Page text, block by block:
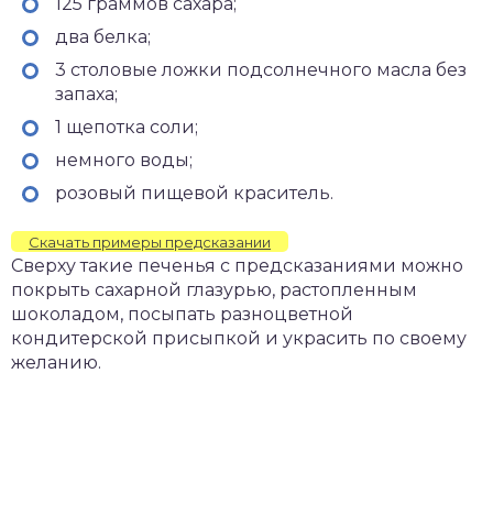
два белка;
3 столовые ложки подсолнечного масла без
запаха;
1 щепотка соли;
немного воды;
розовый пищевой краситель.
Скачать примеры предсказании
Сверху такие печенья с предсказаниями можно
покрыть сахарной глазурью, растопленным
шоколадом, посыпать разноцветной
кондитерской присыпкой и украсить по своему
желанию.